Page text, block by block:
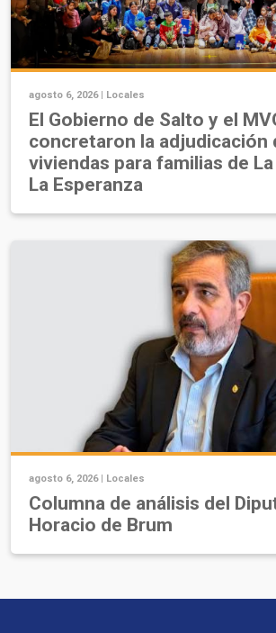
agosto 6, 2026 | Locales
El Gobierno de Salto y el
concretaron la adjudicación
viviendas para familias de
La Esperanza
agosto 6, 2026 | Locales
Columna de análisis del
Horacio de Brum